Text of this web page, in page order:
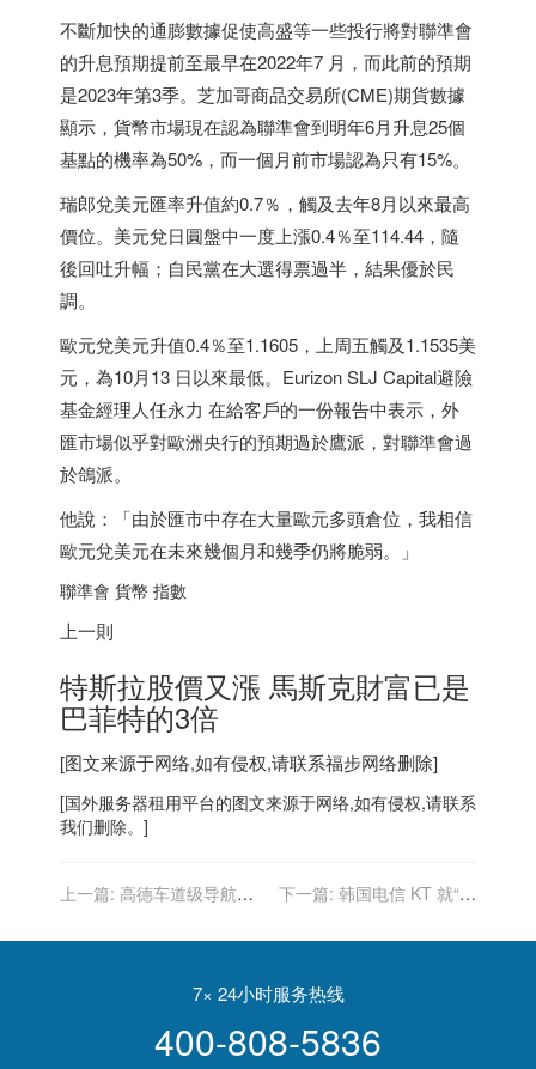
不斷加快的通膨數據促使高盛等一些投行將對聯準會
的升息預期提前至最早在2022年7 月，而此前的預期
是2023年第3季。芝加哥商品交易所(CME)期貨數據
顯示，貨幣市場現在認為聯準會到明年6月升息25個
基點的機率為50%，而一個月前市場認為只有15%。
瑞郎兌美元匯率升值約0.7％，觸及去年8月以來最高
價位。美元兌日圓盤中一度上漲0.4％至114.44，隨
後回吐升幅；自民黨在大選得票過半，結果優於民
調。
歐元兌美元升值0.4％至1.1605，上周五觸及1.1535美
元，為10月13 日以來最低。Eurizon SLJ Capital避險
基金經理人任永力 在給客戶的一份報告中表示，外
匯市場似乎對歐洲央行的預期過於鷹派，對聯準會過
於鴿派。
他說：「由於匯市中存在大量歐元多頭倉位，我相信
歐元兌美元在未來幾個月和幾季仍將脆弱。」
聯準會 貨幣 指數
上一則
特斯拉股價又漲 馬斯克財富已是
巴菲特的3倍
[图文来源于网络,如有侵权,请联系福步网络删除]
[国外服务器租用平台的图文来源于网络,如有侵权,请联系
我们删除。]
上一篇: 高德车道级导航高
航系统，覆盖市面大部分手
下一篇: 韩国电信 KT 就“网
尽快制定补偿方案
7× 24小时服务热线
400-808-5836